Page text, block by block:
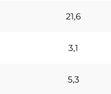
21,6
3,1
5,3